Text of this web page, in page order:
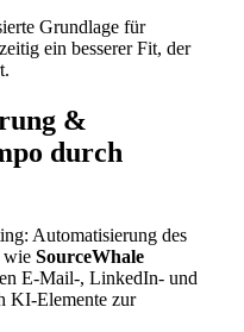
Grundlage für
ein besserer Fit, der
&
durch
Automatisierung des
wie SourceWhale
E-Mail-, LinkedIn- und
KI-Elemente zur